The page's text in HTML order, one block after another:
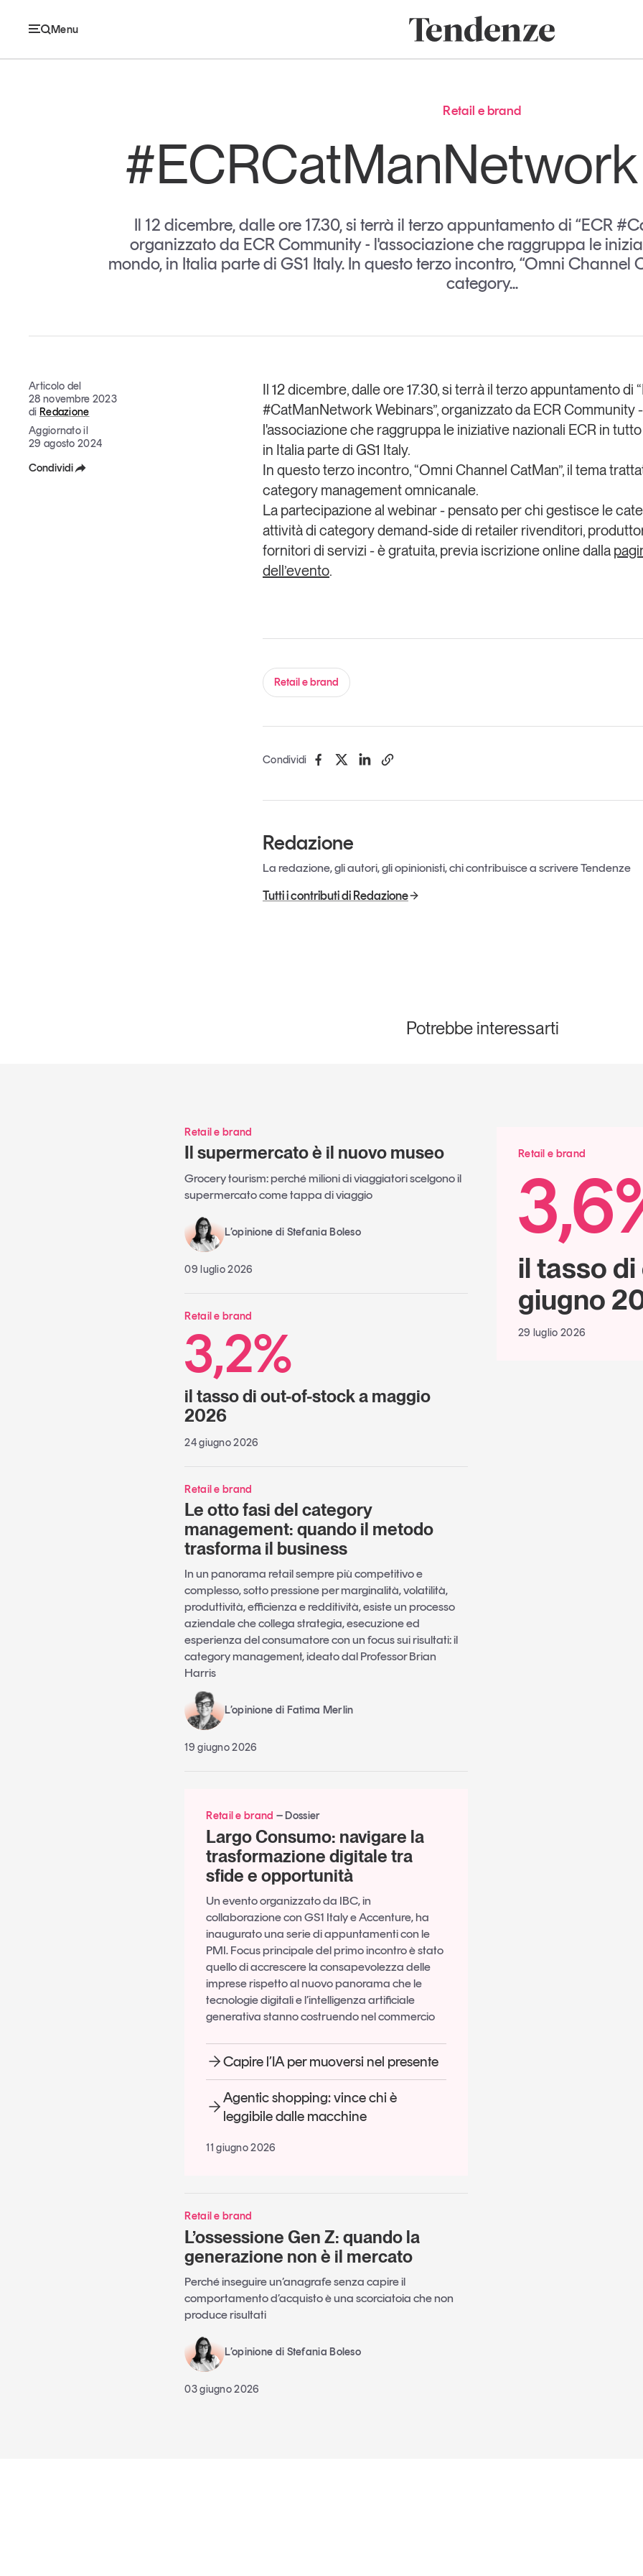
Menu
Economia e consumi
Retail e brand
Magazine
Opinioni
Dossier
Comunicati stampa
Video
Podcast
Eventi e formazione
Contatti
Tendenze è il magazine di GS1 Italy che racconta in modo
indipendente il cambiamento e le sfide del largo consumo e
Tendenze GS1 Italy
Retail e brand
Il 12 dicembre, dalle ore 17.30, si terrà il terzo appuntamento di “ECR
organizzato da ECR Community - l'associazione che raggruppa le
mondo, in Italia parte di GS1 Italy. In questo terzo incontro, “Omni Channel
category...
Articolo del
28 novembre 2023
di Redazione
Aggiornato il
29 agosto 2024
Condividi
Il 12 dicembre, dalle ore 17.30, si terrà il terzo appuntamento di
#CatManNetwork Webinars”, organizzato daECR Community-
l'associazione che raggruppa le iniziative nazionali ECR in
in Italia parte di GS1 Italy.
In questo terzo incontro, “Omni Channel CatMan”, il tema
category managementomnicanale.
La partecipazione al webinar - pensato per chi gestisce le
attività di category demand-side di retailer rivenditori,
fornitori di servizi - è gratuita, previa iscrizione online dalla
dell’evento.
Retail e brand
Condividi
Redazione
La redazione, gli autori, gli opinionisti, chi contribuisce a scrivere Tendenze
Tutti i contributi di Redazione
Potrebbe interessarti
Retail e brand
il tasso
giugno
29 luglio 2026
Retail e brand
Il supermercato è il nuovo museo
Grocery tourism: perché milioni di viaggiatori scelgono il
supermercato come tappa di viaggio
L’opinione di Stefania Boleso
09 luglio 2026
Retail e brand
3,2%
il tasso di out-of-stock a maggio
2026
24 giugno 2026
Retail e brand
Le otto fasi del category
management: quando il metodo
trasforma il business
In un panorama retail sempre più competitivo e
complesso, sotto pressione per marginalità, volatilità,
produttività, efficienza e redditività, esiste un processo
aziendale che collega strategia, esecuzione ed
esperienza del consumatore con un focus sui risultati: il
category management, ideato dal Professor Brian
Harris
L’opinione di Fatima Merlin
19 giugno 2026
Retail e brand Dossier
Largo Consumo: navigare la
trasformazione digitale tra
sfide e opportunità
Un evento organizzato da IBC, in
collaborazione con GS1 Italy e Accenture, ha
inaugurato una serie di appuntamenti con le
PMI. Focus principale del primo incontro è stato
quello di accrescere la consapevolezza delle
imprese rispetto al nuovo panorama che le
tecnologie digitali e l’intelligenza artificiale
generativa stanno costruendo nel commercio
Capire l’IA per muoversi nel presente
Agentic shopping: vince chi è
leggibile dalle macchine
11 giugno 2026
Retail e brand
L’ossessione Gen Z: quando la
generazione non è il mercato
Perché inseguire un’anagrafe senza capire il
comportamento d’acquisto è una scorciatoia che non
produce risultati
L’opinione di Stefania Boleso
03 giugno 2026